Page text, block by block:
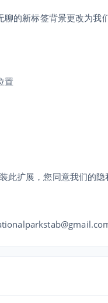
的新标签背景更改为我
置
此扩展，您同意我们的